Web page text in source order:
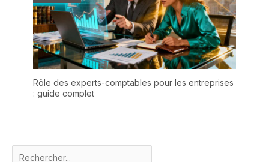
Rôle des experts-comptables pour les entreprises
: guide complet